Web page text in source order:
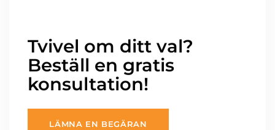
Tvivel om ditt val?
Beställ en gratis
konsultation!
LÄMNA EN BEGÄRAN